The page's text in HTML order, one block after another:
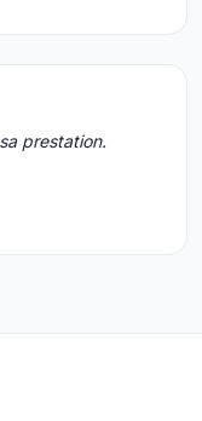
prestation.